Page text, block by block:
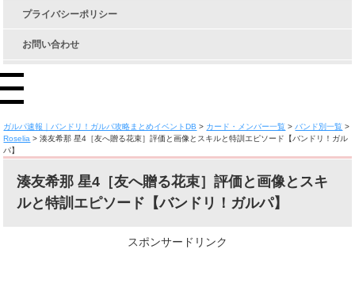
プライバシーポリシー
お問い合わせ
ガルパ速報｜バンドリ！ガルパ攻略まとめイベントDB > カード・メンバー一覧 > バンド別一覧 >
Roselia >湊友希那 星4［友へ贈る花束］評価と画像とスキルと特訓エピソード【バンドリ！ガル
パ】
湊友希那 星4［友へ贈る花束］評価と画像とスキ
ルと特訓エピソード【バンドリ！ガルパ】
スポンサードリンク